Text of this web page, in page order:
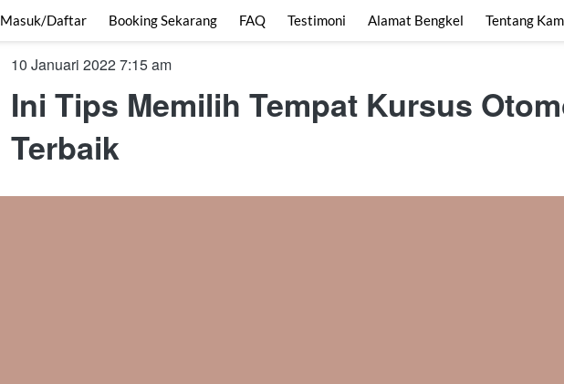
Masuk/Daftar Booking Sekarang FAQ Testimoni Alamat Bengkel Tentang
10 Januari 2022 7:15 am
Ini Tips Memilih Tempat Kursus
Terbaik